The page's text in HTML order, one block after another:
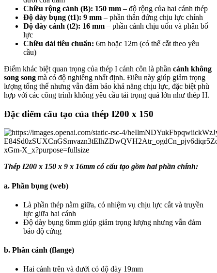
Chiều rộng cánh (B): 150 mm – độ rộng của hai cánh thép
Độ dày bụng (t1): 9 mm – phần thân đứng chịu lực chính
Độ dày cánh (t2): 16 mm – phần cánh chịu uốn và phân bố
lực
Chiều dài tiêu chuẩn: 6m hoặc 12m (có thể cắt theo yêu
cầu)
Điểm khác biệt quan trọng của thép I cánh côn là phần cánh không
song song mà có độ nghiêng nhất định. Điều này giúp giảm trọng
lượng tổng thể nhưng vẫn đảm bảo khả năng chịu lực, đặc biệt phù
hợp với các công trình không yêu cầu tải trọng quá lớn như thép H.
Đặc điểm cấu tạo của thép I200 x 150
Thép I200 x 150 x 9 x 16mm có cấu tạo gồm hai phần chính:
a. Phần bụng (web)
Là phần thép nằm giữa, có nhiệm vụ chịu lực cắt và truyền
lực giữa hai cánh
Độ dày bụng 6mm giúp giảm trọng lượng nhưng vẫn đảm
bảo độ cứng
b. Phần cánh (flange)
Hai cánh trên và dưới có độ dày 19mm